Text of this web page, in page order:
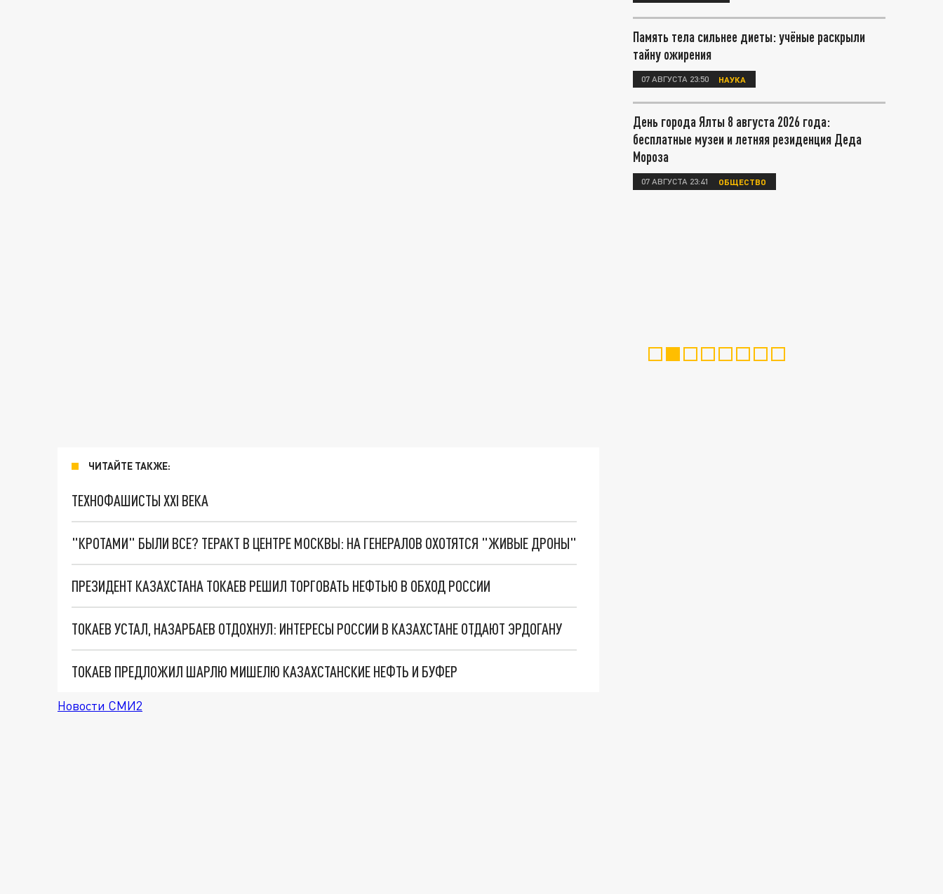
ЧИТАЙТЕ ТАКЖЕ:
ТЕХНОФАШИСТЫ XXI ВЕКА
"КРОТАМИ" БЫЛИ ВСЕ? ТЕРАКТ В ЦЕНТРЕ МОСКВЫ: НА ГЕНЕРАЛОВ ОХОТЯТСЯ "ЖИВЫЕ ДРОНЫ"
ПРЕЗИДЕНТ КАЗАХСТАНА ТОКАЕВ РЕШИЛ ТОРГОВАТЬ НЕФТЬЮ В ОБХОД РОССИИ
ТОКАЕВ УСТАЛ, НАЗАРБАЕВ ОТДОХНУЛ: ИНТЕРЕСЫ РОССИИ В КАЗАХСТАНЕ ОТДАЮТ ЭРДОГАНУ
ТОКАЕВ ПРЕДЛОЖИЛ ШАРЛЮ МИШЕЛЮ КАЗАХСТАНСКИЕ НЕФТЬ И БУФЕР
Новости СМИ2
Память тела сильнее диеты: учёные раскрыли
тайну ожирения
07 АВГУСТА 23:50 НАУКА
День города Ялты 8 августа 2026 года:
бесплатные музеи и летняя резиденция Деда
Мороза
07 АВГУСТА 23:41 ОБЩЕСТВО